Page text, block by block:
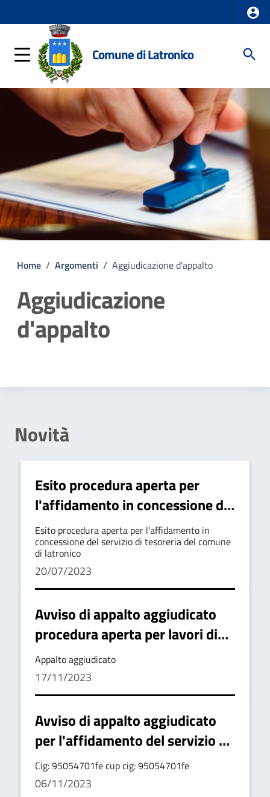
Comune di Latronico
Home / Argomenti / Aggiudicazione d'appalto
Aggiudicazione
d'appalto
Novità
Esito procedura aperta per
l'affidamento in concessione del
servizio di tesoreria del comune
di latronico
Esito procedura aperta per l'affidamento in
concessione del servizio di tesoreria del comune
di latronico
20/07/2023
Avviso di appalto aggiudicato
procedura aperta per lavori di
ristrutturazione,
riqualificazione, adeguamento
normativo e di efficientamento
energetico degli impianti di
pubblica illuminazione
Appalto aggiudicato
17/11/2023
Avviso di appalto aggiudicato
per l'affidamento del servizio di
gestione dell'impianto di
pubblica illuminazione
Cig: 95054701fe cup cig: 95054701fe
06/11/2023